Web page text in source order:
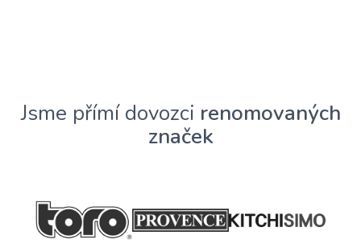
Jsme přímí dovozci renomovaných
značek